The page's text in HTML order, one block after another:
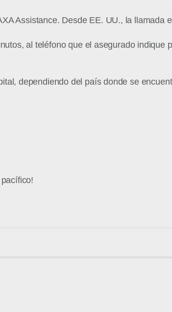
Assistance. Desde EE. UU., la llamada
al teléfono que el asegurado indique
dependiendo del país donde se